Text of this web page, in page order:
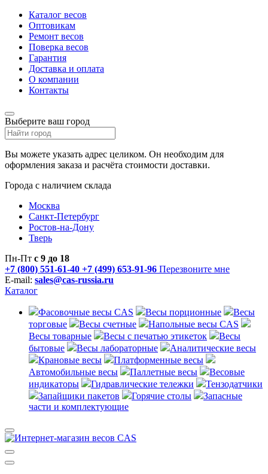
Каталог весов
Оптовикам
Ремонт весов
Поверка весов
Гарантия
Доставка и оплата
О компании
Контакты
Выберите ваш город
Вы можете указать адрес целиком. Он необходим для
оформления заказа и расчёта стоимости доставки.
Города с наличием склада
Москва
Санкт-Петербург
Ростов-на-Дону
Тверь
Пн-Пт с 9 до 18
+7 (800) 551-61-40 +7 (499) 653-91-96 Перезвоните мне
E-mail: sales@cas-russia.ru
Каталог
Фасовочные весы CAS Весы порционные
Весы
торговые
Весы счетные
Напольные весы CAS
Весы товарные
Весы с печатью этикеток
Весы
бытовые
Весы лабораторные
Аналитические весы
Крановые весы
Платформенные весы
Автомобильные весы
Паллетные весы
Весовые
индикаторы
Гидравлические тележки
Тензодатчики
Запайщики пакетов
Горячие столы
Запасные
части и комплектующие